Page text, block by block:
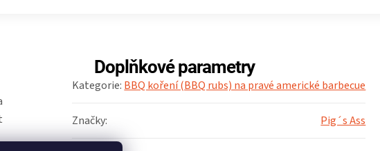
Doplňkové parametry
Kategorie: BBQ koření (BBQ rubs) na pravé americké barbecue
Značky: Pig´s Ass